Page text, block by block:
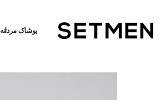
پوشاک مردانه